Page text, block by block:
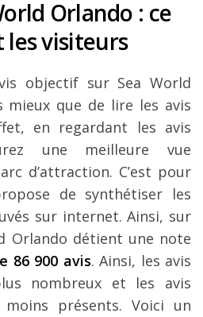
Orlando : ce
les visiteurs
objectif sur Sea World
mieux que de lire les avis
en regardant les avis
une meilleure vue
d’attraction. C’est pour
de synthétiser les
sur internet. Ainsi, sur
Orlando détient une note
86 900 avis. Ainsi, les avis
nombreux et les avis
présents. Voici un